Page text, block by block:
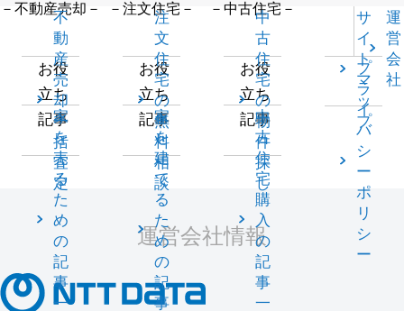
－不動産売却－
不
動
産
売
却
一
括
査
定
お役
立ち
記事
家
を
売
る
た
め
の
記
事
一
－注文住宅－
注
文
住
宅
の
無
料
相
談
お役
立ち
記事
家
を
建
て
る
た
め
の
記
事
－中古住宅－
中
古
住
宅
の
物
件
探
し
お役
立ち
記事
中
古
住
宅
購
入
の
記
事
一
サ
イ
ト
マ
ッ
プ
運
営
会
社
プ
ラ
イ
バ
シ
ー
ポ
リ
シ
ー
運営会社情報